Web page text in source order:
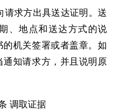
求方出具送达证明。送
、地点和送达方式的说
机关签署或者盖章。如
知请求方，并且说明原
取证据